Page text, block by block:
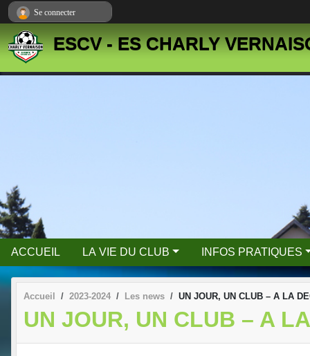
ESCV - ES CHARLY
ACCUEIL LA VIE DU CLUB INFOS PRATIQUES
Accueil 2023-2024 Les news UN JOUR, UN CLUB – A LA
UN JOUR, UN CLUB – A
Se connecter
Panneau de gestion des cookies